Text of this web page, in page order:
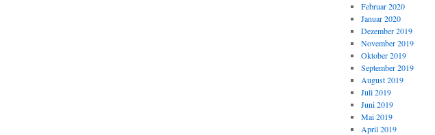
Februar 2020
Januar 2020
Dezember 2019
November 2019
Oktober 2019
September 2019
August 2019
Juli 2019
Juni 2019
Mai 2019
April 2019